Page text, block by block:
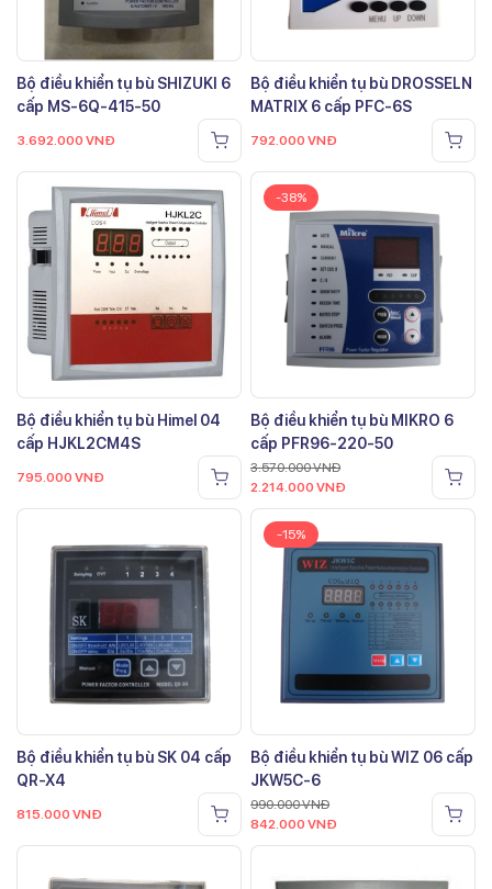
Bộ điều khiển tụ bù SHIZUKI 6
cấp MS-6Q-415-50
3.692.000 VNĐ
Bộ điều khiển tụ bù DROSSELN
MATRIX 6 cấp PFC-6S
792.000 VNĐ
Bộ điều khiển tụ bù Himel 04
cấp HJKL2CM4S
795.000 VNĐ
-38%
Bộ điều khiển tụ bù MIKRO 6
cấp PFR96-220-50
3.570.000VNĐ
2.214.000 VNĐ
Bộ điều khiển tụ bù SK 04 cấp
QR-X4
815.000 VNĐ
-15%
Bộ điều khiển tụ bù WIZ 06 cấp
JKW5C-6
990.000VNĐ
842.000 VNĐ